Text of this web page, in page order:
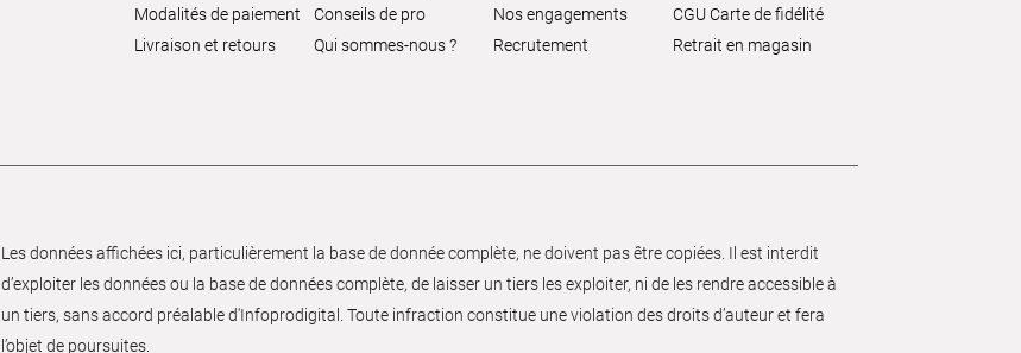
Modalités de paiement
Livraison et retours
Conseils de pro
Qui sommes-nous ?
Nos engagements
Recrutement
CGU Carte de fidélité
Retrait en magasin
Les données affichées ici, particulièrement la base de donnée complète, ne doivent pas être copiées. Il est interdit
d’exploiter les données ou la base de données complète, de laisser un tiers les exploiter, ni de les rendre accessible à
un tiers, sans accord préalable d'Infoprodigital. Toute infraction constitue une violation des droits d’auteur et fera
l’objet de poursuites.